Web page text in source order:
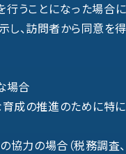
行うことになった場合に
し、訪問者から同意を得
場合
成の推進のために特に
協力の場合（税務調査、